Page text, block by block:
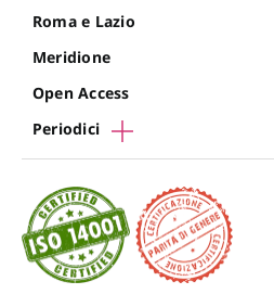
Roma e Lazio
Meridione
Open Access
Periodici